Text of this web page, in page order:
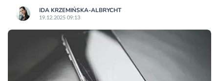
IDA KRZEMIŃSKA-ALBRYCHT
19.12.2025 09:13